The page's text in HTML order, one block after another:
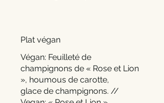
Plat végan
Végan: Feuilleté de
champignons de « Rose et Lion
», houmous de carotte,
glace de champignons. //